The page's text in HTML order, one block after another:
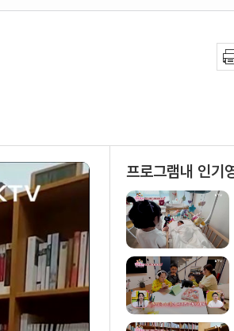
프로그램내 인기